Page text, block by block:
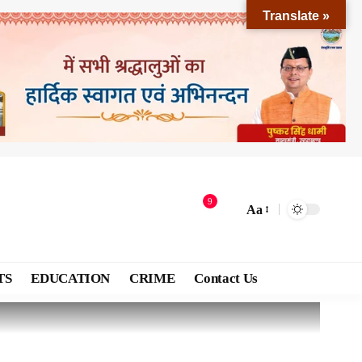
9
Aa
EDUCATION CRIME Contact Us
Translate »